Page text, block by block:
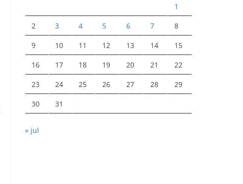
1
2 3 4 5 6 7 8
9 10 11 12 13 14 15
16 17 18 19 20 21 22
23 24 25 26 27 28 29
30 31
« jul